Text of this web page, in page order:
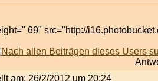
69" src="http://
am: 26/2/2012 um 20:24